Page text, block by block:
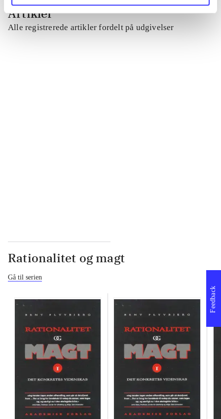
Artikler
Alle registrerede artikler fordelt på udgivelser
Rationalitet og magt
Gå til serien
Feedback